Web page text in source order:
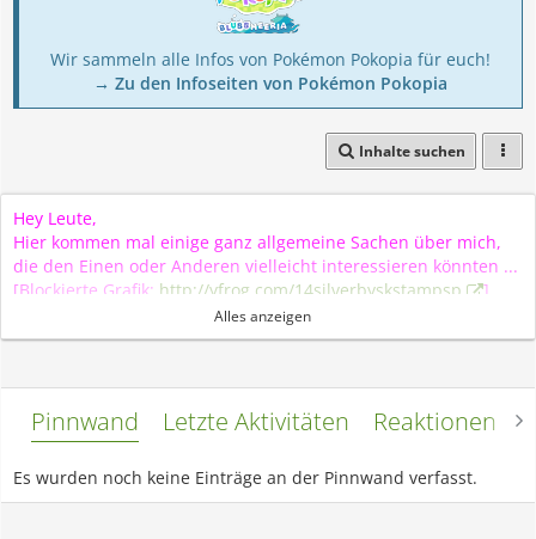
Wir sammeln alle Infos von Pokémon Pokopia für euch!
→ Zu den Infoseiten von Pokémon Pokopia
Inhalte suchen
Hey Leute,
Hier kommen mal einige ganz allgemeine Sachen über mich,
die den Einen oder Anderen vielleicht interessieren könnten ...
[Blockierte Grafik: http://yfrog.com/14silverbyskstampsp ]
About me in General
genannt, weil das mein Spitzname ist. Klar, an dieser Stelle
fragt man sich sicher: "Wie kommt jemand zu dem Spitznamen
Golden?" Die Antwort ist: Ich weiß es nicht mehr =) Ist schon
der 2. Klasse. Einige finden ihn vielleicht kitschig oder so ...
finde ich ja selbst manchmal aber es ist ja auch nicht so, dass
Alles anzeigen
Pinnwand Letzte Aktivitäten Reaktionen
Es wurden noch keine Einträge an der Pinnwand verfasst.